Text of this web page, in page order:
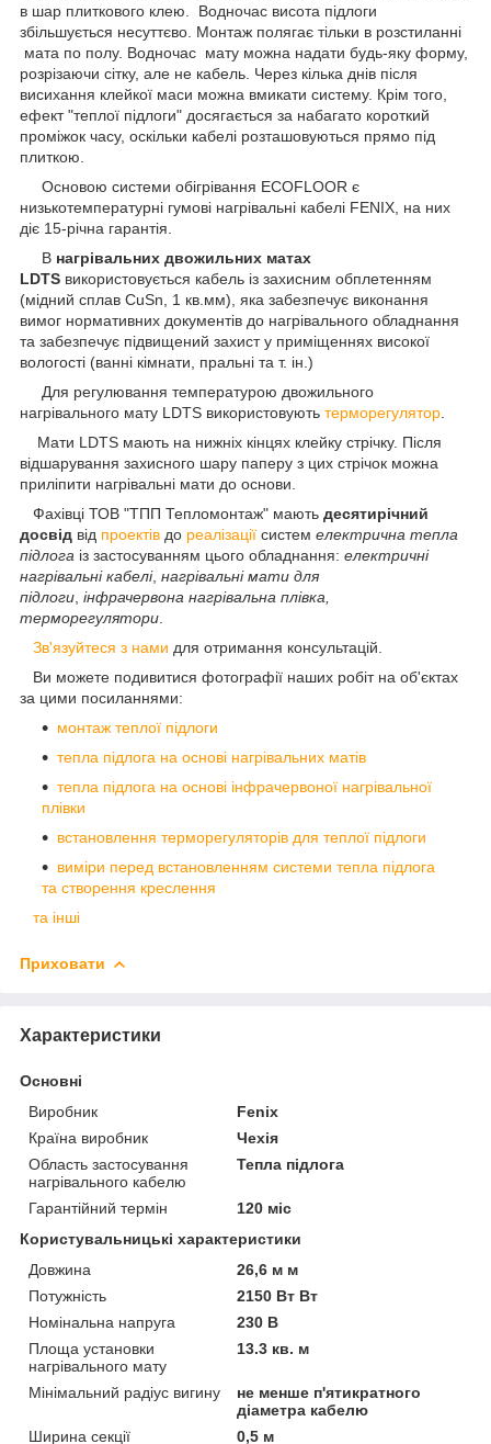
в шар плиткового клею. Водночас висота підлоги
збільшується несуттєво. Монтаж полягає тільки в розстиланні
мата по полу. Водночас мату можна надати будь-яку форму,
розрізаючи сітку, але не кабель. Через кілька днів після
висихання клейкої маси можна вмикати систему. Крім того,
ефект "теплої підлоги" досягається за набагато короткий
проміжок часу, оскільки кабелі розташовуються прямо під
плиткою.
Основою системи обігрівання ECOFLOOR є
низькотемпературні гумові нагрівальні кабелі FENIX, на них
діє 15-річна гарантія.
В нагрівальних двожильних матах
LDTS використовується кабель із захисним обплетенням
(мідний сплав CuSn, 1 кв.мм), яка забезпечує виконання
вимог нормативних документів до нагрівального обладнання
та забезпечує підвищений захист у приміщеннях високої
вологості (ванні кімнати, пральні та т. ін.)
Для регулювання температурою двожильного
нагрівального мату LDTS використовують терморегулятор
Мати LDTS мають на нижніх кінцях клейку стрічку. Після
відшарування захисного шару паперу з цих стрічок можна
приліпити нагрівальні мати до основи.
Фахівці ТОВ "ТПП Тепломонтаж" мають десятирічний
досвід від проектів до реалізації систем електрична тепла
підлога із застосуванням цього обладнання: електричні
нагрівальні кабелі, нагрівальні мати для
підлоги інфрачервона нагрівальна плівка,
терморегулятори
Зв'язуйтеся з нами для отримання консультацій.
Ви можете подивитися фотографії наших робіт на об'єктах
за цими посиланнями:
монтаж теплої підлоги
тепла підлога на основі нагрівальних матів
тепла підлога на основі інфрачервоної нагрівальної
плівки
встановлення терморегуляторів для теплої підлоги
виміри перед встановленням системи тепла підлога
та створення креслення
та інші
Приховати
Характеристики
Основні
Виробник
Fenix
Країна виробник
Чехія
Область застосування
нагрівального кабелю
Тепла підлога
Гарантійний термін
120 міс
Користувальницькі характеристики
Довжина
26,6 м м
Потужність
2150 Вт Вт
Номінальна напруга
230 В
Площа установки
нагрівального мату
13.3 кв. м
Мінімальний радіус вигину
не менше п'ятикратного
діаметра кабелю
Ширина секції
0,5 м